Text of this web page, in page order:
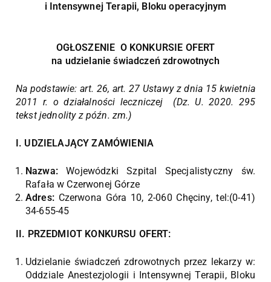
i Intensywnej Terapii, Bloku operacyjnym
OGŁOSZENIE O KONKURSIE OFERT
na udzielanie świadczeń zdrowotnych
Na podstawie: art. 26, art. 27 Ustawy z dnia 15 kwietnia
2011 r. o działalności leczniczej (Dz. U. 2020. 295
tekst jednolity z późn. zm.)
I. UDZIELAJĄCY ZAMÓWIENIA
Nazwa:Wojewódzki Szpital Specjalistyczny św.
Rafała w Czerwonej Górze
Adres:Czerwona Góra 10, 2-060 Chęciny, tel:(0-41)
34-655-45
II. PRZEDMIOT KONKURSU OFERT:
Udzielanie świadczeń zdrowotnych przez lekarzy w:
Oddziale Anestezjologii i Intensywnej Terapii, Bloku